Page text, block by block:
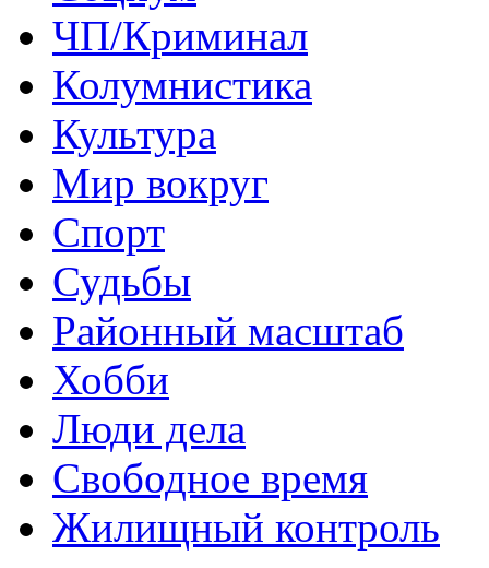
ЧП/Криминал
Колумнистика
Культура
Мир вокруг
Спорт
Судьбы
Районный масштаб
Хобби
Люди дела
Свободное время
Жилищный контроль